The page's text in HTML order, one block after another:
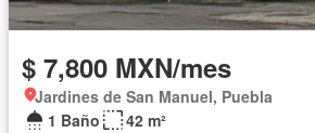
$ 7,800 MXN/mes
Jardines de San Manuel, Puebla
1 Baño
42 m²